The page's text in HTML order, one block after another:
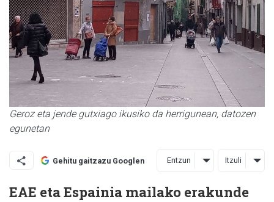
Geroz eta jende gutxiago ikusiko da herrigunean, datozen
egunetan
Gehitu gaitzazu Googlen Entzun Itzuli
EAE eta Espainia mailako erakunde